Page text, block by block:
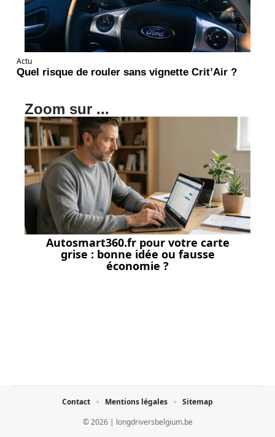
Actu
Quel risque de rouler sans vignette Crit’Air ?
Zoom sur ...
Autosmart360.fr pour votre carte
grise : bonne idée ou fausse
économie ?
© 2026 | longdriversbelgium.be
Contact Mentions légales Sitemap